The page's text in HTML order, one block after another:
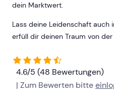
dein Marktwert.
Lass deine Leidenschaft auch
erfüll dir deinen Traum von
4.6/5 (48 Bewertungen)
| Zum Bewerten bitte